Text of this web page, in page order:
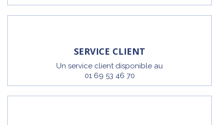
SERVICE CLIENT
Un service client disponible au
01 69 53 46 70